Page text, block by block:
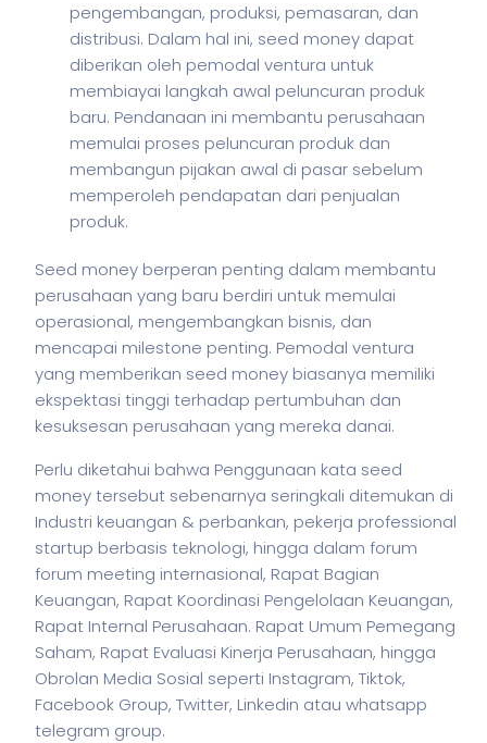
pengembangan, produksi, pemasaran, dan
distribusi. Dalam hal ini, seed money dapat
diberikan oleh pemodal ventura untuk
membiayai langkah awal peluncuran produk
baru. Pendanaan ini membantu perusahaan
memulai proses peluncuran produk dan
membangun pijakan awal di pasar sebelum
memperoleh pendapatan dari penjualan
produk.
Seed money berperan penting dalam membantu
perusahaan yang baru berdiri untuk memulai
operasional, mengembangkan bisnis, dan
mencapai milestone penting. Pemodal ventura
yang memberikan seed money biasanya memiliki
ekspektasi tinggi terhadap pertumbuhan dan
kesuksesan perusahaan yang mereka danai.
Perlu diketahui bahwa Penggunaan kata seed
money tersebut sebenarnya seringkali ditemukan di
Industri keuangan & perbankan, pekerja professional
startup berbasis teknologi, hingga dalam forum
forum meeting internasional, Rapat Bagian
Keuangan, Rapat Koordinasi Pengelolaan Keuangan,
Rapat Internal Perusahaan. Rapat Umum Pemegang
Saham, Rapat Evaluasi Kinerja Perusahaan, hingga
Obrolan Media Sosial seperti Instagram, Tiktok,
Facebook Group, Twitter, Linkedin atau whatsapp
telegram group.